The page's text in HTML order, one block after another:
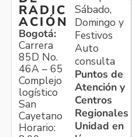
RADIC
ACIÓN
Bogotá:
Carrera
85D No.
46A – 65
Complejo
logístico
San
Cayetano
Horario:
Sábado,
Domingo y
Festivos
Auto
consulta
Puntos de
Atención y
Centros
Regionales
Unidad en